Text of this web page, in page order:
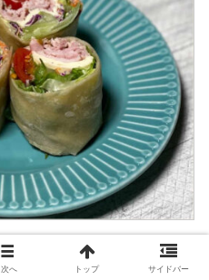
次へ トップ サイドバー